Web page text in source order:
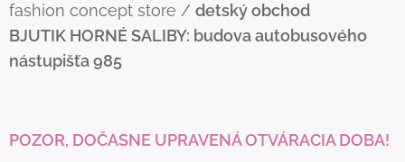
fashion concept store / detský obchod
BJUTIK HORNÉ SALIBY: budova autobusového
nástupišťa 985
POZOR, DOČASNE UPRAVENÁ OTVÁRACIA DOBA!